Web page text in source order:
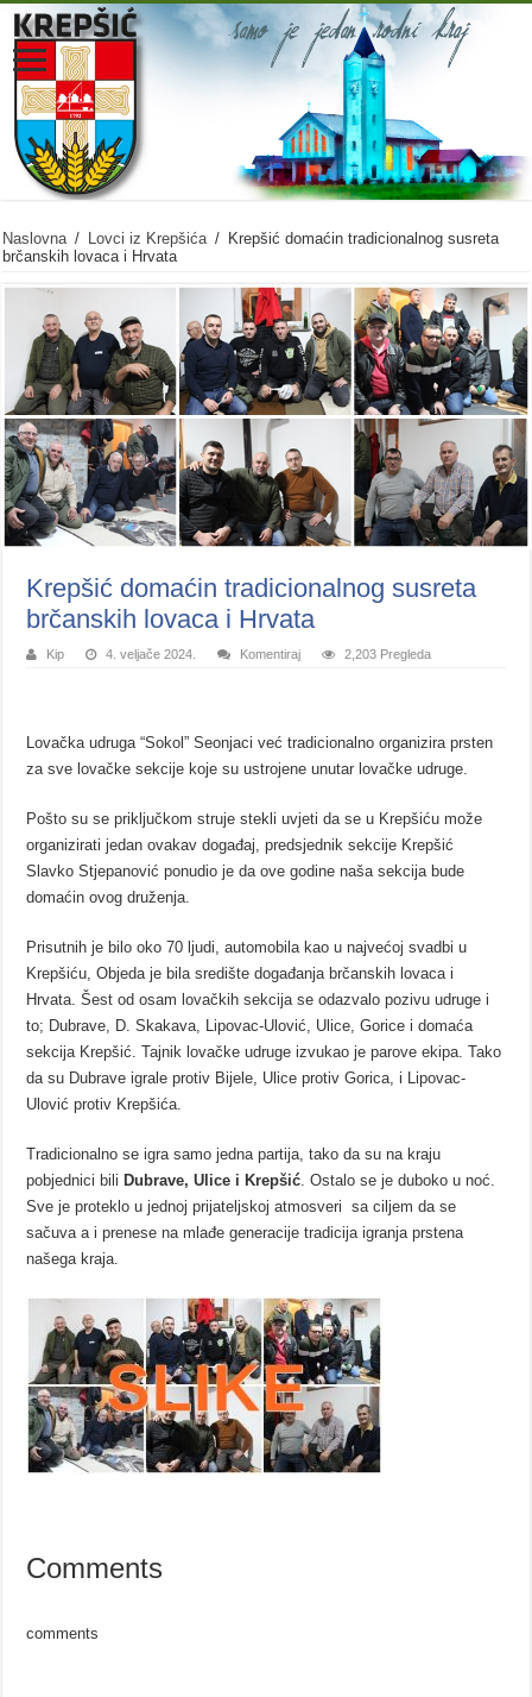
Naslovna / Lovci iz Krepšića / Krepšić domaćin tradicionalnog susreta
brčanskih lovaca i Hrvata
Krepšić domaćin tradicionalnog susreta
brčanskih lovaca i Hrvata
Kip 4. veljače 2024. Komentiraj 2,203 Pregleda
Lovačka udruga “Sokol” Seonjaci već tradicionalno organizira prsten
za sve lovačke sekcije koje su ustrojene unutar lovačke udruge.
Pošto su se priključkom struje stekli uvjeti da se u Krepšiću može
organizirati jedan ovakav događaj, predsjednik sekcije Krepšić
Slavko Stjepanović ponudio je da ove godine naša sekcija bude
domaćin ovog druženja.
Prisutnih je bilo oko 70 ljudi, automobila kao u najvećoj svadbi u
Krepšiću, Objeda je bila središte događanja brčanskih lovaca i
Hrvata. Šest od osam lovačkih sekcija se odazvalo pozivu udruge i
to; Dubrave, D. Skakava, Lipovac-Ulović, Ulice, Gorice i domaća
sekcija Krepšić. Tajnik lovačke udruge izvukao je parove ekipa. Tako
da su Dubrave igrale protiv Bijele, Ulice protiv Gorica, i Lipovac-
Ulović protiv Krepšića.
Tradicionalno se igra samo jedna partija, tako da su na kraju
pobjednici bili Dubrave, Ulice i Krepšić. Ostalo se je duboko u noć.
Sve je proteklo u jednoj prijateljskoj atmosveri sa ciljem da se
sačuva a i prenese na mlađe generacije tradicija igranja prstena
našega kraja.
Comments
comments